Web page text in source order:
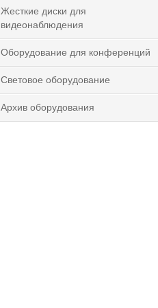
Жесткие диски для
видеонаблюдения
Оборудование для конференций
Световое оборудование
Архив оборудования